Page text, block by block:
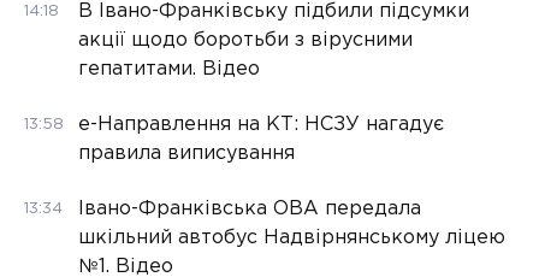
14:18
В Івано-Франківську підбили підсумки
акції щодо боротьби з вірусними
гепатитами. Відео
13:58
е-Направлення на КТ: НСЗУ нагадує
правила виписування
13:34
Івано-Франківська ОВА передала
шкільний автобус Надвірнянському ліцею
№1. Відео